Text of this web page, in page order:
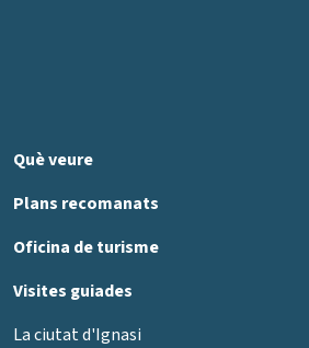
Què veure
Plans recomanats
Oficina de turisme
Visites guiades
La ciutat d'Ignasi